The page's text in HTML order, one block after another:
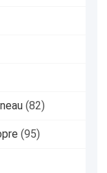
(82)
(95)